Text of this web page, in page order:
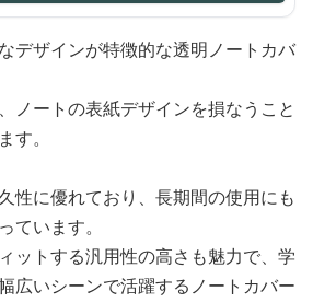
デザインが特徴的な透明ノートカバ
ノートの表紙デザインを損なうこと
す。
性に優れており、長期間の使用にも
ています。
ットする汎用性の高さも魅力で、学
広いシーンで活躍するノートカバー